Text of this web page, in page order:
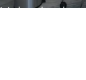
Vida de